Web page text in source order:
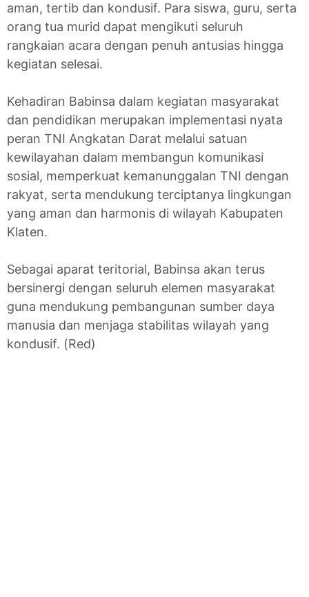
aman, tertib dan kondusif. Para siswa, guru, serta
orang tua murid dapat mengikuti seluruh
rangkaian acara dengan penuh antusias hingga
kegiatan selesai.
Kehadiran Babinsa dalam kegiatan masyarakat
dan pendidikan merupakan implementasi nyata
peran TNI Angkatan Darat melalui satuan
kewilayahan dalam membangun komunikasi
sosial, memperkuat kemanunggalan TNI dengan
rakyat, serta mendukung terciptanya lingkungan
yang aman dan harmonis di wilayah Kabupaten
Klaten.
Sebagai aparat teritorial, Babinsa akan terus
bersinergi dengan seluruh elemen masyarakat
guna mendukung pembangunan sumber daya
manusia dan menjaga stabilitas wilayah yang
kondusif. (Red)